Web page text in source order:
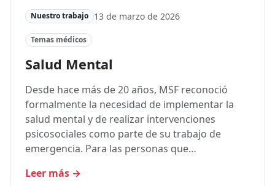
Nuestro trabajo 13 de marzo de 2026
Temas médicos
Salud Mental
Desde hace más de 20 años, MSF reconoció
formalmente la necesidad de implementar la
salud mental y de realizar intervenciones
psicosociales como parte de su trabajo de
emergencia. Para las personas que…
Leer más →